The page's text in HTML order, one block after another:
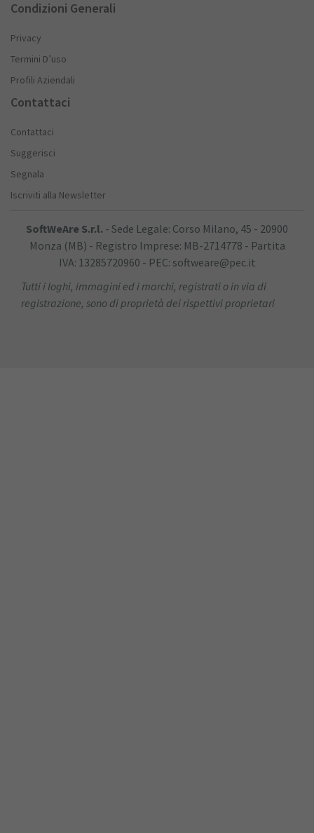
Condizioni Generali
Privacy
Termini D’uso
Profili Aziendali
Contattaci
Contattaci
Suggerisci
Segnala
Iscriviti alla Newsletter
SoftWeAre S.r.l. - Sede Legale: Corso Milano, 45 - 20900
Monza (MB) - Registro Imprese: MB-2714778 - Partita
IVA: 13285720960 - PEC: softweare@pec.it
Tutti i loghi, immagini ed i marchi, registrati o in via di
registrazione, sono di proprietà dei rispettivi proprietari